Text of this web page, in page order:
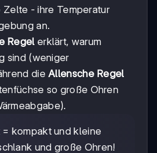
Zelte - ihre Temperatur
an.
Regel erklärt, warum
sind (weniger
die Allensche Regel
so große Ohren
= kompakt und kleine
und große Ohren!